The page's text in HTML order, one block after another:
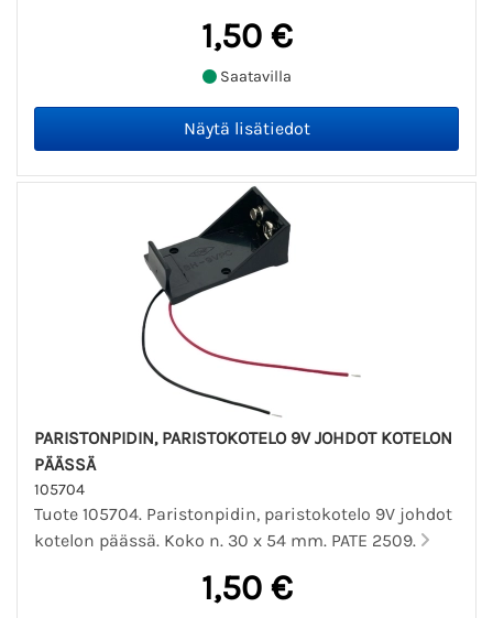
1,50 €
Saatavilla
PARISTONPIDIN, PARISTOKOTELO 9V JOHDOT KOTELON
PÄÄSSÄ
105704
Tuote 105704. Paristonpidin, paristokotelo 9V johdot
kotelon päässä. Koko n. 30 x 54 mm. PATE 2509.
1,50 €